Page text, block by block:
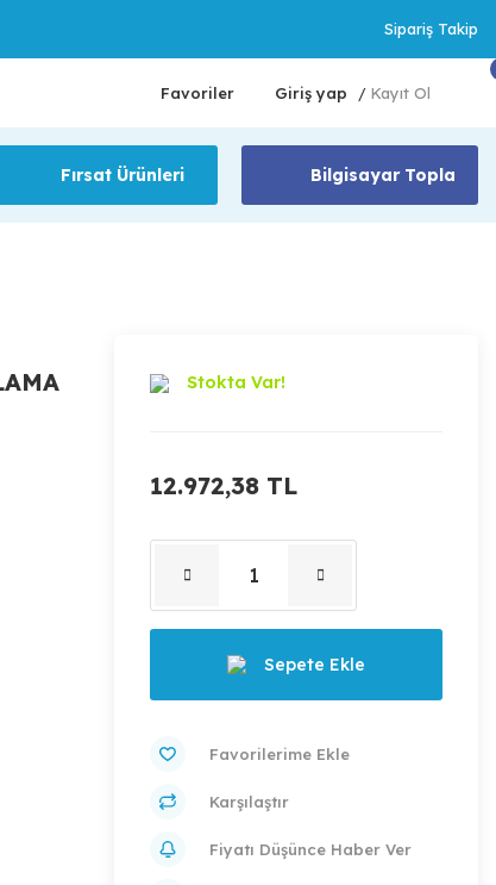
Sipariş Takip
Favoriler Giriş yap / Kayıt Ol
Fırsat Ürünleri Bilgisayar Topla
Stokta Var!
12.972,38 TL
Sepete Ekle
Karşılaştır
Fiyatı Düşünce Haber Ver